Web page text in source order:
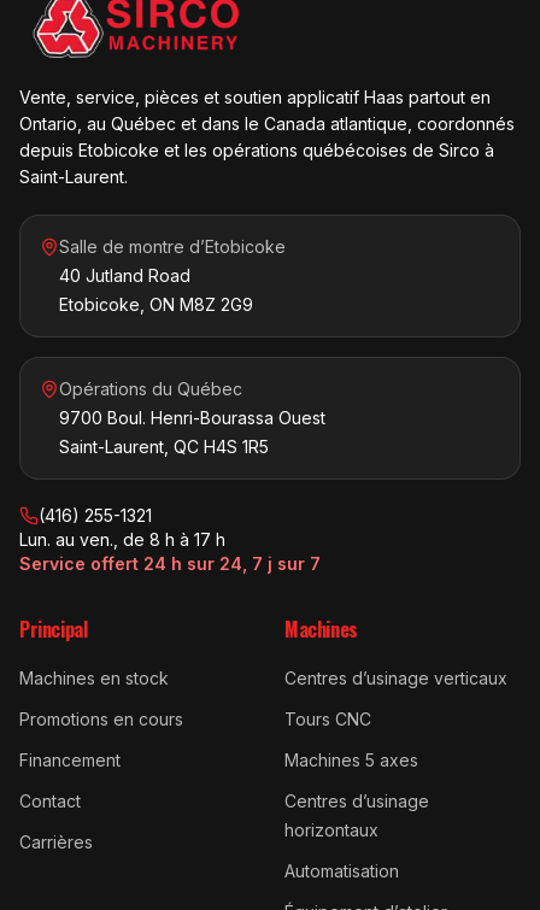
Vente, service, pièces et soutien applicatif Haas partout en
Ontario, au Québec et dans le Canada atlantique, coordonnés
depuis Etobicoke et les opérations québécoises de Sirco à
Saint-Laurent.
Salle de montre d’Etobicoke
40 Jutland Road
Etobicoke, ON M8Z 2G9
Opérations du Québec
9700 Boul. Henri-Bourassa Ouest
Saint-Laurent, QC H4S 1R5
(416) 255-1321
Lun. au ven., de 8 h à 17 h
Service offert 24 h sur 24, 7 j sur 7
Principal
Machines en stock
Promotions en cours
Financement
Contact
Carrières
Machines
Centres d’usinage verticaux
Tours CNC
Machines 5 axes
Centres d’usinage
horizontaux
Automatisation